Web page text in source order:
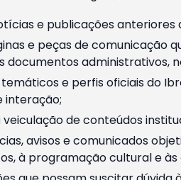
e publicações anteriores
e peças de comunicação
documentos administrativos,
e perfis oficiais do
interação;
de conteúdos
avisos e comunicados
à programação cultural e